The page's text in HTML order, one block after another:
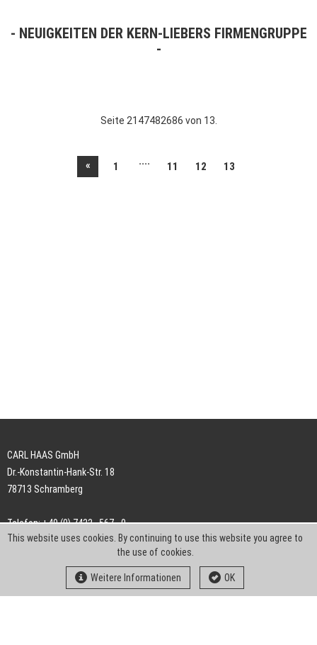
NEUIGKEITEN DER KERN-LIEBERS FIRMENGRUPPE
Seite 2147482686 von 13.
« 1 .... 11 12 13
CARL HAAS GmbH
Dr.-Konstantin-Hank-Str. 18
78713 Schramberg
Telefon: +49 (0) 7422 . 567 - 0
Telefax: +49 (0) 7422 . 567 - 239
info-ch@kern-liebers.com
This website uses cookies. By continuing to use this website you agree to
the use of cookies.
Weitere Informationen OK